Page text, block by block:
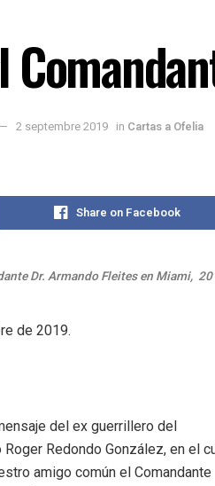
2 septembre 2019 in Cartas a Ofelia
Share on Facebook
Dr. Armando Fleites en Miami,
de 2019.
del ex guerrillero del
Roger Redondo González, en el
amigo común el Comandante